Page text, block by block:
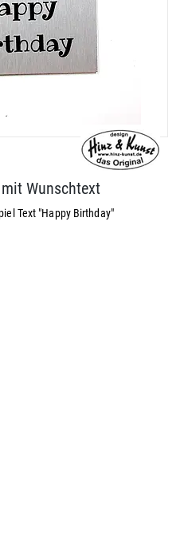
Wunschtext
Text "Happy Birthday"